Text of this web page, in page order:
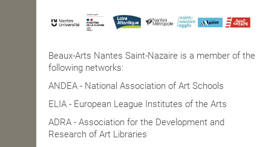
Beaux-Arts Nantes Saint-Nazaire is a member of the
following networks:
ANDEA - National Association of Art Schools
ELIA - European League Institutes of the Arts
ADRA - Association for the Development and
Research of Art Libraries